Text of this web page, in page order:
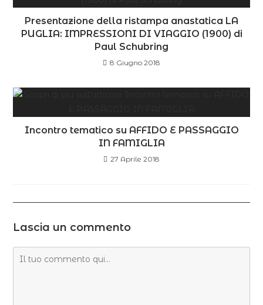
Presentazione della ristampa anastatica LA
PUGLIA: IMPRESSIONI DI VIAGGIO (1900) di
Paul Schubring
8 Giugno 2018
Incontro tematico su AFFIDO E PASSAGGIO
IN FAMIGLIA
27 Aprile 2018
Lascia un commento